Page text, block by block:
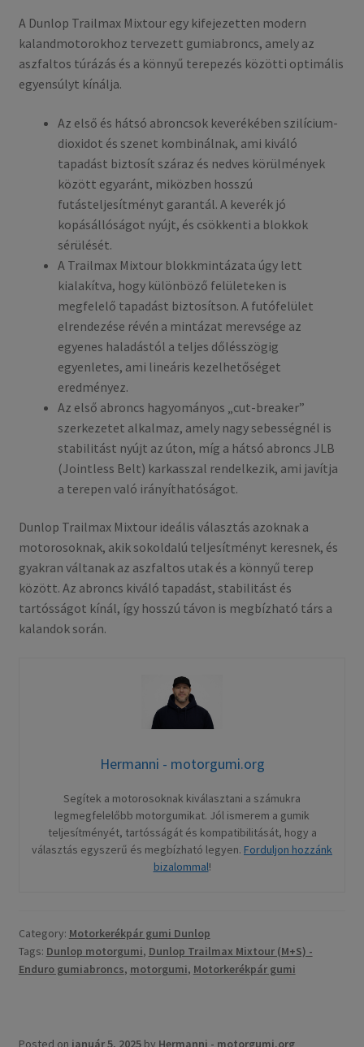
A Dunlop Trailmax Mixtour egy kifejezetten modern
kalandmotorokhoz tervezett gumiabroncs, amely az
aszfaltos túrázás és a könnyű terepezés közötti optimális
egyensúlyt kínálja.
Az első és hátsó abroncsok keverékében szilícium-
dioxidot és szenet kombinálnak, ami kiváló
tapadást biztosít száraz és nedves körülmények
között egyaránt, miközben hosszú
futásteljesítményt garantál. A keverék jó
kopásállóságot nyújt, és csökkenti a blokkok
sérülését.
A Trailmax Mixtour blokkmintázata úgy lett
kialakítva, hogy különböző felületeken is
megfelelő tapadást biztosítson. A futófelület
elrendezése révén a mintázat merevsége az
egyenes haladástól a teljes dőlésszögig
egyenletes, ami lineáris kezelhetőséget
eredményez.
Az első abroncs hagyományos „cut-breaker”
szerkezetet alkalmaz, amely nagy sebességnél is
stabilitást nyújt az úton, míg a hátsó abroncs JLB
(Jointless Belt) karkasszal rendelkezik, ami javítja
a terepen való irányíthatóságot.
Dunlop Trailmax Mixtour ideális választás azoknak a
motorosoknak, akik sokoldalú teljesítményt keresnek, és
gyakran váltanak az aszfaltos utak és a könnyű terep
között. Az abroncs kiváló tapadást, stabilitást és
tartósságot kínál, így hosszú távon is megbízható társ a
kalandok során.
Hermanni - motorgumi.org
Segítek a motorosoknak kiválasztani a számukra
legmegfelelőbb motorgumikat. Jól ismerem a gumik
teljesítményét, tartósságát és kompatibilitását, hogy a
választás egyszerű és megbízható legyen. Forduljon hozzánk
bizalommal!
Category: Motorkerékpár gumi Dunlop
Tags: Dunlop motorgumi, Dunlop Trailmax Mixtour (M+S) -
Enduro gumiabroncs, motorgumi, Motorkerékpár gumi
Posted on január 5, 2025 by Hermanni - motorgumi.org